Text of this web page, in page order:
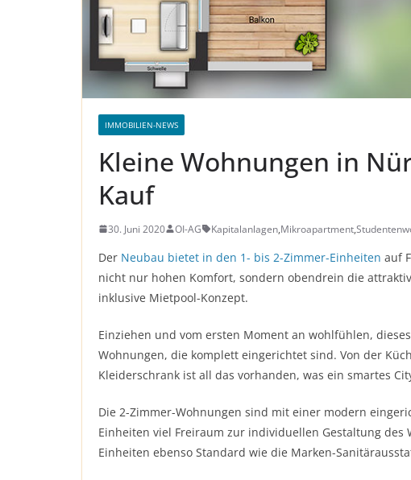
IMMOBILIEN-NEWS
Kleine Wohnungen in
Kauf
30. Juni 2020 OI-AG Kapitalanlagen,Mikroapartment,
Der Neubau bietet in den 1- bis 2-Zimmer-Einheiten auf
nicht nur hohen Komfort, sondern obendrein die
inklusive Mietpool-Konzept.
Einziehen und vom ersten Moment an wohlfühlen,
Wohnungen, die komplett eingerichtet sind. Von der
Kleiderschrank ist all das vorhanden, was ein smartes
Die 2-Zimmer-Wohnungen sind mit einer modern
Einheiten viel Freiraum zur individuellen Gestaltung
Einheiten ebenso Standard wie die Marken-